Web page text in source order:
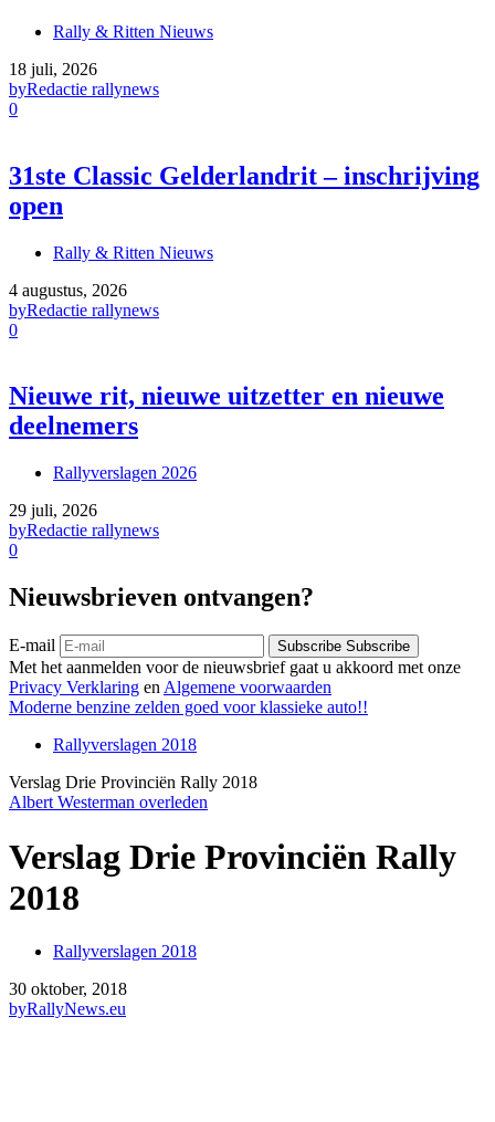
Rally & Ritten Nieuws
18 juli, 2026
byRedactie rallynews
0
31ste Classic Gelderlandrit – inschrijving
open
Rally & Ritten Nieuws
4 augustus, 2026
byRedactie rallynews
0
Nieuwe rit, nieuwe uitzetter en nieuwe
deelnemers
Rallyverslagen 2026
29 juli, 2026
byRedactie rallynews
0
Nieuwsbrieven ontvangen?
E-mail Subscribe Subscribe
Met het aanmelden voor de nieuwsbrief gaat u akkoord met onze
Privacy Verklaring en Algemene voorwaarden
Moderne benzine zelden goed voor klassieke auto!!
Rallyverslagen 2018
Verslag Drie Provinciën Rally 2018
Albert Westerman overleden
Verslag Drie Provinciën Rally
2018
Rallyverslagen 2018
30 oktober, 2018
byRallyNews.eu